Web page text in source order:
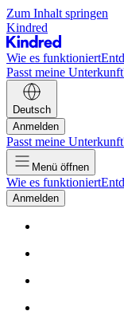
Zum Inhalt springen
Kindred
Wie es funktioniert
Passt meine
Deutsch
Anmelden
Passt meine
Menü öffnen
Wie es funktioniert
Anmelden